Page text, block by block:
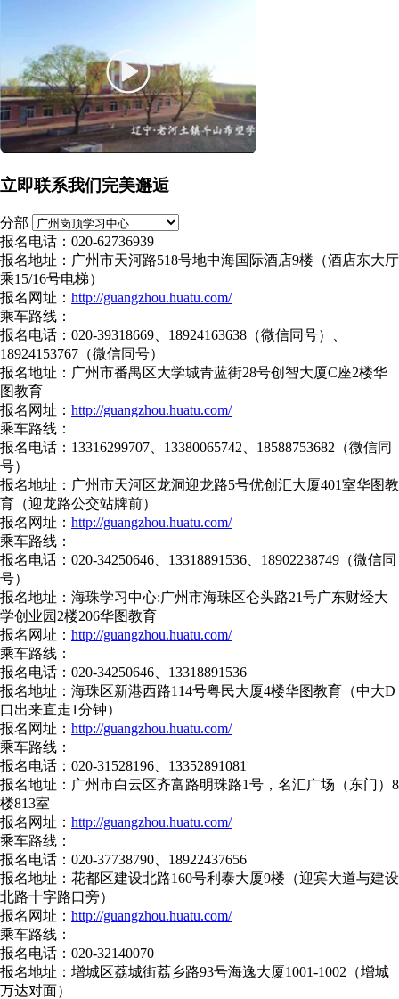
立即联系我们完美邂逅
分部
报名电话：020-62736939
报名地址：广州市天河路518号地中海国际酒店9楼（酒店东大厅
乘15/16号电梯）
报名网址： http://guangzhou.huatu.com/
乘车路线：
报名电话：020-39318669、18924163638（微信同号）、
18924153767（微信同号）
报名地址：广州市番禺区大学城青蓝街28号创智大厦C座2楼华
图教育
报名网址： http://guangzhou.huatu.com/
乘车路线：
报名电话：13316299707、13380065742、18588753682（微信同
号）
报名地址：广州市天河区龙洞迎龙路5号优创汇大厦401室华图教
育（迎龙路公交站牌前）
报名网址： http://guangzhou.huatu.com/
乘车路线：
报名电话：020-34250646、13318891536、18902238749（微信同
号）
报名地址：海珠学习中心:广州市海珠区仑头路21号广东财经大
学创业园2楼206华图教育
报名网址： http://guangzhou.huatu.com/
乘车路线：
报名电话：020-34250646、13318891536
报名地址：海珠区新港西路114号粤民大厦4楼华图教育（中大D
口出来直走1分钟）
报名网址： http://guangzhou.huatu.com/
乘车路线：
报名电话：020-31528196、13352891081
报名地址：广州市白云区齐富路明珠路1号，名汇广场（东门）8
楼813室
报名网址： http://guangzhou.huatu.com/
乘车路线：
报名电话：020-37738790、18922437656
报名地址：花都区建设北路160号利泰大厦9楼（迎宾大道与建设
北路十字路口旁）
报名网址： http://guangzhou.huatu.com/
乘车路线：
报名电话：020-32140070
报名地址：增城区荔城街荔乡路93号海逸大厦1001-1002（增城
万达对面）